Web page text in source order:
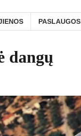
PASLAUGOS
dangų